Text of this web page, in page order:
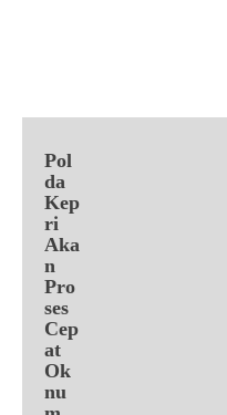
Pol
da
Kep
ri
Aka
n
Pro
ses
Cep
at
Ok
nu